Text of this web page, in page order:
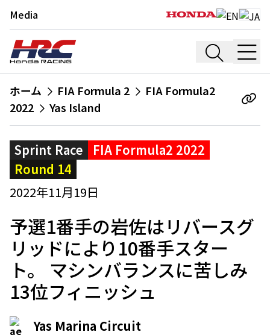
Media
ホーム FIA Formula 2
FIA Formula2
2022
Yas Island
Sprint Race
FIA Formula2 2022
Round 14
2022年11月19日
予選1番手の岩佐はリバースグ
リッドにより10番手スター
ト。 マシンバランスに苦しみ
13位フィニッシュ
Yas Marina Circuit